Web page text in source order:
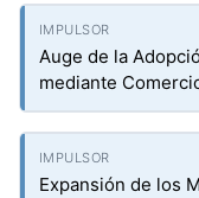
Auge de la
mediante
Expansión de los